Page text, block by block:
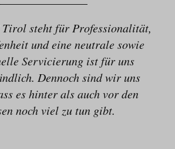
steht für Professionalität,
und eine neutrale sowie
Servicierung ist für uns
Dennoch sind wir uns
es hinter als auch vor den
noch viel zu tun gibt.